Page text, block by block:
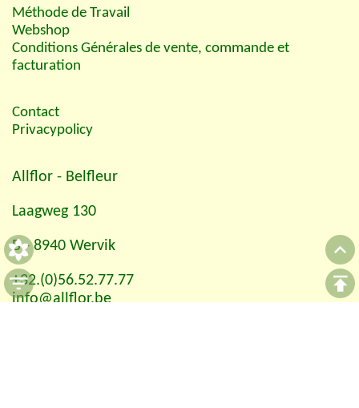
Méthode de Travail
Webshop
Conditions Générales de vente, commande et
facturation
Contact
Privacypolicy
Allflor - Belfleur
Laagweg 130
B - 8940 Wervik
+32.(0)56.52.77.77
info@allflor.be